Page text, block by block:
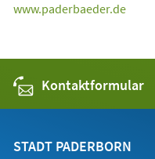
www.paderbaeder.de
Kontaktformular
STADT PADERBORN